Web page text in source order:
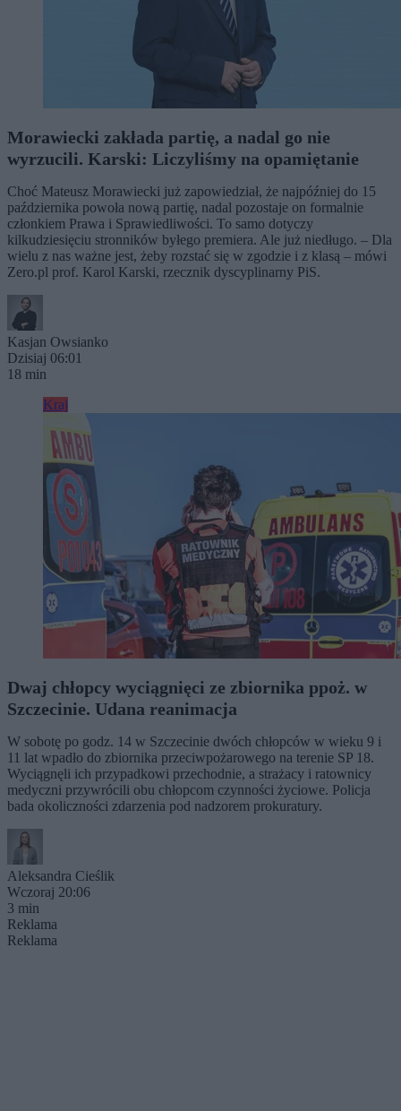
Morawiecki zakłada partię, a nadal go nie
wyrzucili. Karski: Liczyliśmy na opamiętanie
Choć Mateusz Morawiecki już zapowiedział, że najpóźniej do 15
października powoła nową partię, nadal pozostaje on formalnie
członkiem Prawa i Sprawiedliwości. To samo dotyczy
kilkudziesięciu stronników byłego premiera. Ale już niedługo. – Dla
wielu z nas ważne jest, żeby rozstać się w zgodzie i z klasą – mówi
Zero.pl prof. Karol Karski, rzecznik dyscyplinarny PiS.
Kasjan Owsianko
Dzisiaj 06:01
18 min
Kraj
Dwaj chłopcy wyciągnięci ze zbiornika ppoż. w
Szczecinie. Udana reanimacja
W sobotę po godz. 14 w Szczecinie dwóch chłopców w wieku 9 i
11 lat wpadło do zbiornika przeciwpożarowego na terenie SP 18.
Wyciągnęli ich przypadkowi przechodnie, a strażacy i ratownicy
medyczni przywrócili obu chłopcom czynności życiowe. Policja
bada okoliczności zdarzenia pod nadzorem prokuratury.
Aleksandra Cieślik
Wczoraj 20:06
3 min
Reklama
Reklama